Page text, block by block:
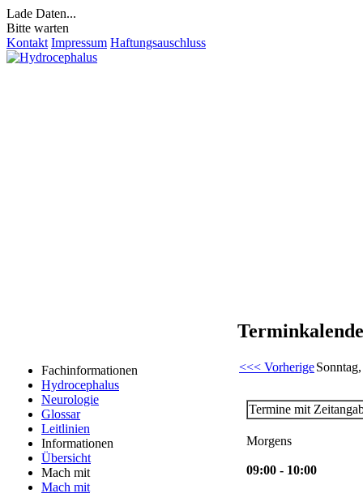
Lade Daten...
Bitte warten
Kontakt Impressum Haftungsauschluss
Fachinformationen
Hydrocephalus
Neurologie
Glossar
Leitlinien
Informationen
Übersicht
Mach mit
Mach mit
<<< Vorherige
Termine mit
Morgens
09:00 - 10:00